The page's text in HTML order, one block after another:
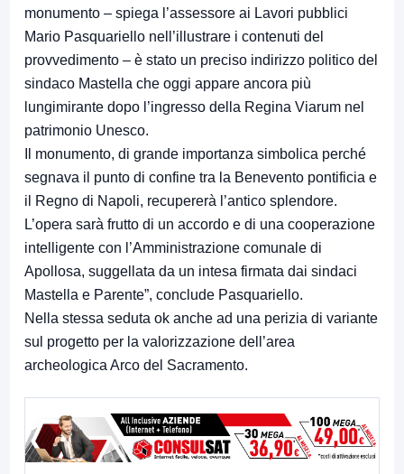
monumento – spiega l’assessore ai Lavori pubblici
Mario Pasquariello nell’illustrare i contenuti del
provvedimento – è stato un preciso indirizzo politico del
sindaco Mastella che oggi appare ancora più
lungimirante dopo l’ingresso della Regina Viarum nel
patrimonio Unesco.
Il monumento, di grande importanza simbolica perché
segnava il punto di confine tra la Benevento pontificia e
il Regno di Napoli, recupererà l’antico splendore.
L’opera sarà frutto di un accordo e di una cooperazione
intelligente con l’Amministrazione comunale di
Apollosa, suggellata da un intesa firmata dai sindaci
Mastella e Parente”, conclude Pasquariello.
Nella stessa seduta ok anche ad una perizia di variante
sul progetto per la valorizzazione dell’area
archeologica Arco del Sacramento.